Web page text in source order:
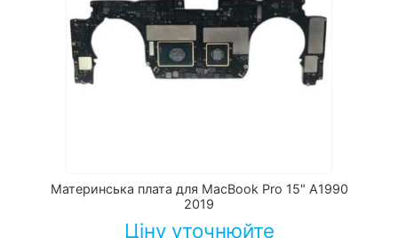
Материнська плата для MacBook Pro 15" A1990
2019
Ціну уточнюйте